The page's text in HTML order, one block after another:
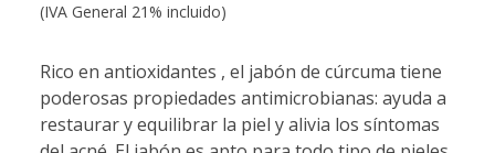
(IVA General 21% incluido)
Rico en antioxidantes , el jabón de cúrcuma tiene
poderosas propiedades antimicrobianas: ayuda a
restaurar y equilibrar la piel y alivia los síntomas